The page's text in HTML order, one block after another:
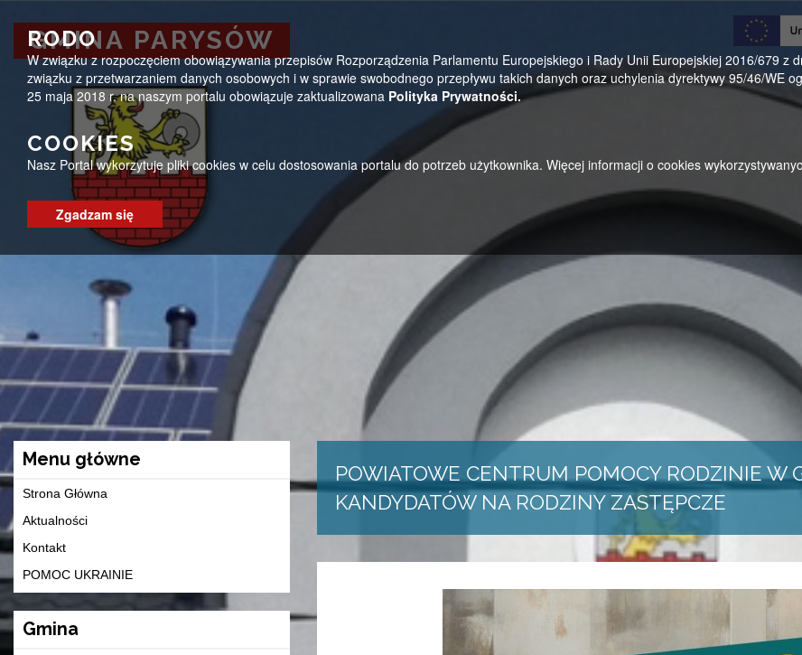
RODO
W związku z rozpoczęciem obowiązywania przepisów Rozporządzenia Parlamentu Europejskiego i Rady Unii Europejskiej 2016/679 z
związku z przetwarzaniem danych osobowych i w sprawie swobodnego przepływu takich danych oraz uchylenia dyrektywy 95/46/WE
25 maja 2018 r. na naszym portalu obowiązuje zaktualizowana Polityka Prywatności.
COOKIES
Nasz Portal wykorzytuje pliki cookies w celu dostosowania portalu do potrzeb użytkownika. Więcej informacji o cookies
Zgadzam się
GMINA PARYSÓW
GMINA PARYSÓW
Menu główne
Strona Główna
Aktualności
Kontakt
POMOC UKRAINIE
Gmina
POWIATOWE CENTRUM POMOCY RODZINIE W
KANDYDATÓW NA RODZINY ZASTĘPCZE